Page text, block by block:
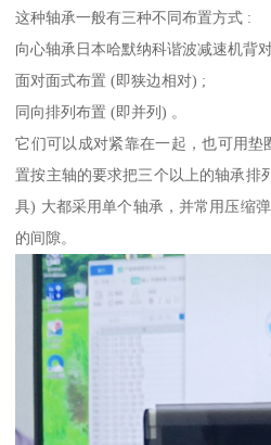
这种轴承一般有三种不同布置方式 :
向心轴承日本哈默纳科谐波减速机背
面对面式布置 (即狭边相对) ;
同向排列布置 (即并列) 。
它们可以成对紧靠在一起，也可用
置按主轴的要求把三个以上的轴承排
具) 大都采用单个轴承，并常用压缩
的间隙。